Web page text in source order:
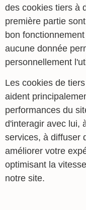
des cookies tiers à
première partie
bon
aucune donnée
personnellement
Les cookies de
aident
performances du
d'interagir avec lui,
services, à diffuser
améliorer votre
optimisant la
notre site.